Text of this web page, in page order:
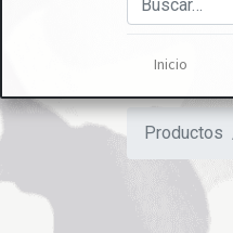
Inicio
Productos